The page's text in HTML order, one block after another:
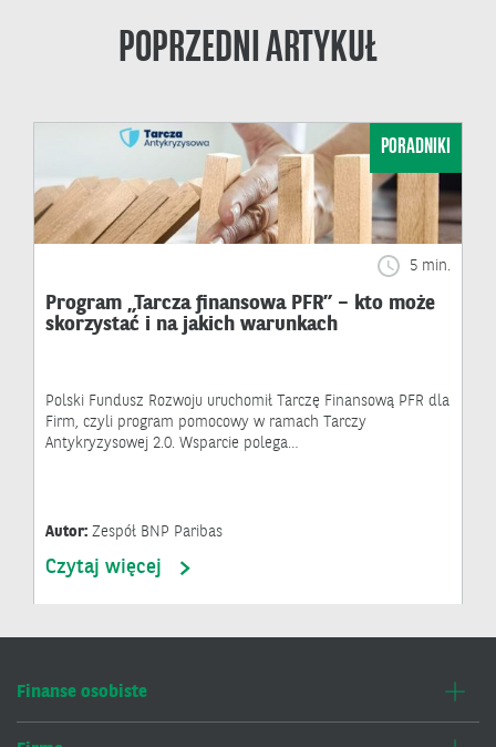
POPRZEDNI ARTYKUŁ
PORADNIKI
5 min.
Program „Tarcza finansowa PFR” – kto może
skorzystać i na jakich warunkach
Polski Fundusz Rozwoju uruchomił Tarczę Finansową PFR dla
Firm, czyli program pomocowy w ramach Tarczy
Antykryzysowej 2.0. Wsparcie polega…
Autor: Zespół BNP Paribas
Czytaj więcej
Finanse osobiste